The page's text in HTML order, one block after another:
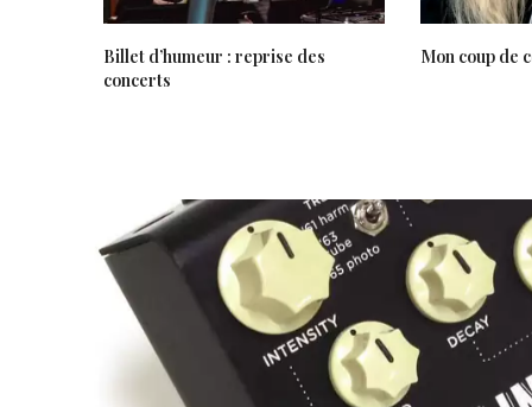
Billet d’humeur : reprise des
concerts
Mon coup de